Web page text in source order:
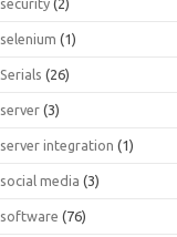
security (2)
selenium (1)
Serials (26)
server (3)
server integration (1)
social media (3)
software (76)